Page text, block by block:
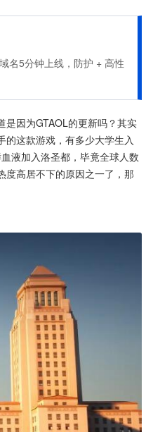
名5分钟上线，防护 + 高性
是因为GTAOL的更新吗？其实
的这款游戏，有多少大学生入
液加入洛圣都，毕竟全球人数
度高居不下的原因之一了，那